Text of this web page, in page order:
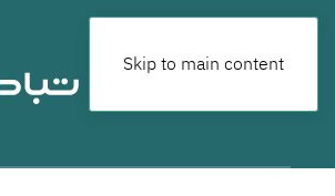
Skip to main content